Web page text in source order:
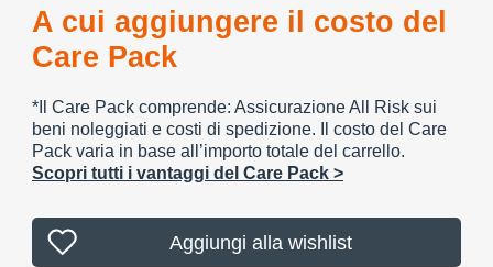
A cui aggiungere il costo del
Care Pack
*Il Care Pack comprende: Assicurazione All Risk sui
beni noleggiati e costi di spedizione. Il costo del Care
Pack varia in base all’importo totale del carrello.
Scopri tutti i vantaggi del Care Pack >
Aggiungi alla wishlist